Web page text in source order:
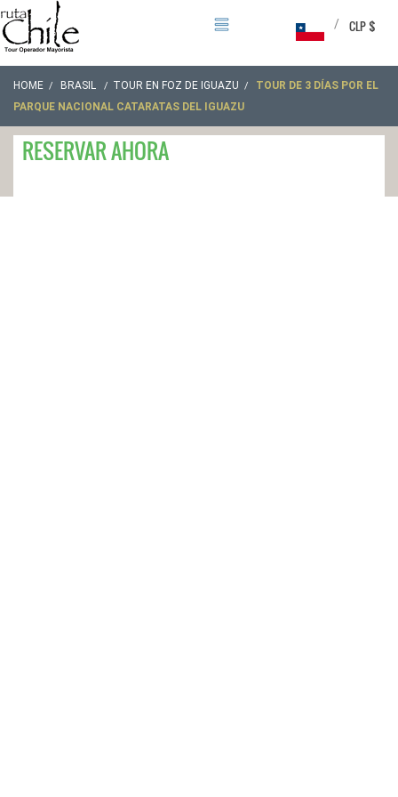
CLP $
/
HOME BRASIL TOUR EN FOZ DE IGUAZU
TOUR DE 3 DÍAS POR EL
PARQUE NACIONAL CATARATAS DEL IGUAZU
RESERVAR AHORA